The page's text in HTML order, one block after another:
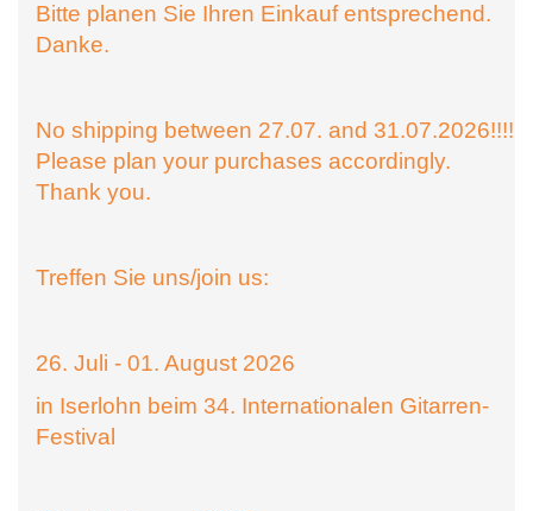
Bitte planen Sie Ihren Einkauf entsprechend.
Danke.
No shipping between 27.07. and 31.07.2026!!!!
Please plan your purchases accordingly.
Thank you.
Treffen Sie uns/join us:
26. Juli - 01. August 2026
in Iserlohn beim 34. Internationalen Gitarren-
Festival